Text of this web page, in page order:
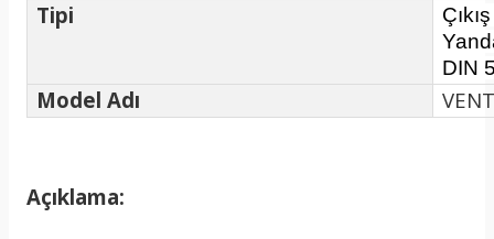
Tipi
DIN
Model Adı
Açıklama: